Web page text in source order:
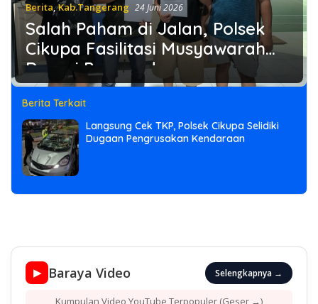
Berita,Kab.Tangerang 24 Juni 2026
Salah Paham di Jalan, Polsek
Cikupa Fasilitasi Musyawarah
Damai Pengendara
Berita Terkait
Langsung Cek TKP, Polsek Cikupa Selidiki
Dugaan Pengrusakan Kendaraan
▶ Baraya Video Selengkapnya →
Kumpulan Video YouTube Terpopuler (Geser →)